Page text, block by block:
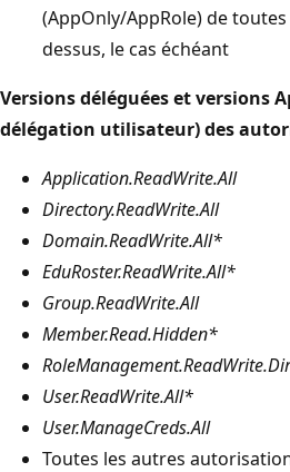
(AppOnly/AppRole) de
dessus, le cas échéant
Versions déléguées et versions
délégation utilisateur) des
Application.ReadWrite.All
Directory.ReadWrite.All
Domain.ReadWrite.All*
EduRoster.ReadWrite.All*
Group.ReadWrite.All
Member.Read.Hidden*
User.ReadWrite.All*
User.ManageCreds.All
Toutes les autres